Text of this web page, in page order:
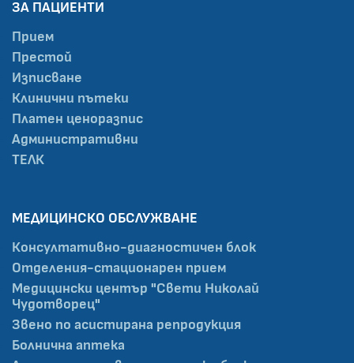
ЗА ПАЦИЕНТИ
Прием
Престой
Изписване
Клинични пътеки
Платен ценоразпис
Административни
ТЕЛК
МЕДИЦИНСКО ОБСЛУЖВАНЕ
Консултативно-диагностичен блок
Отделения-стационарен прием
Медицински център "Свети Николай
Чудотворец"
Звено по асистирана репродукция
Болнична аптека